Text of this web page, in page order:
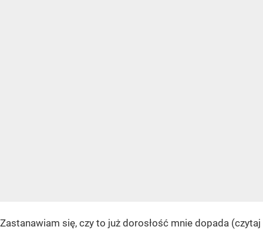
Zastanawiam się, czy to już dorosłość mnie dopada (czytaj